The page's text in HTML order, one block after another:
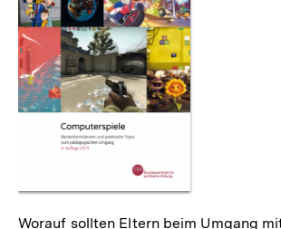
Worauf sollten Eltern beim Umgang